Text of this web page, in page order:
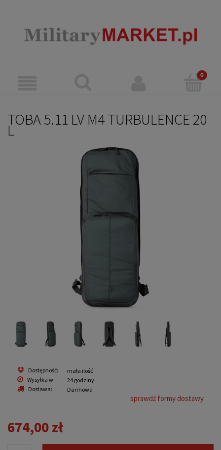
TOBA 5.11 LV M4 TURBULENCE 20
L
Dostępność:
mała ilość
Wysyłka w:
24 godziny
Dostawa:
Darmowa
sprawdź formy dostawy
674,00 zł